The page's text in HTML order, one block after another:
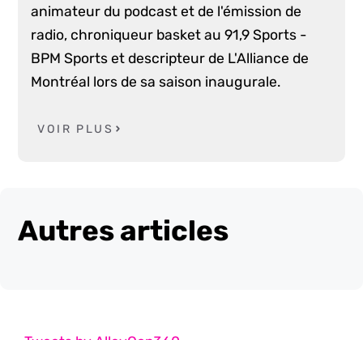
animateur du podcast et de l'émission de
radio, chroniqueur basket au 91,9 Sports -
BPM Sports et descripteur de L'Alliance de
Montréal lors de sa saison inaugurale.
VOIR PLUS
Autres articles